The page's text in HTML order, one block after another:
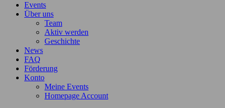
Events
Über uns
Team
Aktiv werden
Geschichte
News
FAQ
Förderung
Konto
Meine Events
Homepage Account